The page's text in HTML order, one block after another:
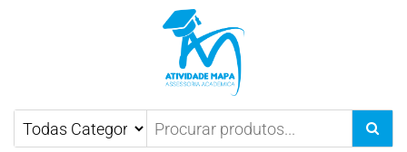
Atividade Mapa Mapa UniCesumar